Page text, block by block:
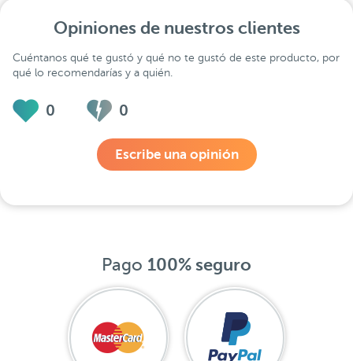
Opiniones de nuestros clientes
Cuéntanos qué te gustó y qué no te gustó de este producto, por
qué lo recomendarías y a quién.
0 0
Escribe una opinión
Pago 100% seguro